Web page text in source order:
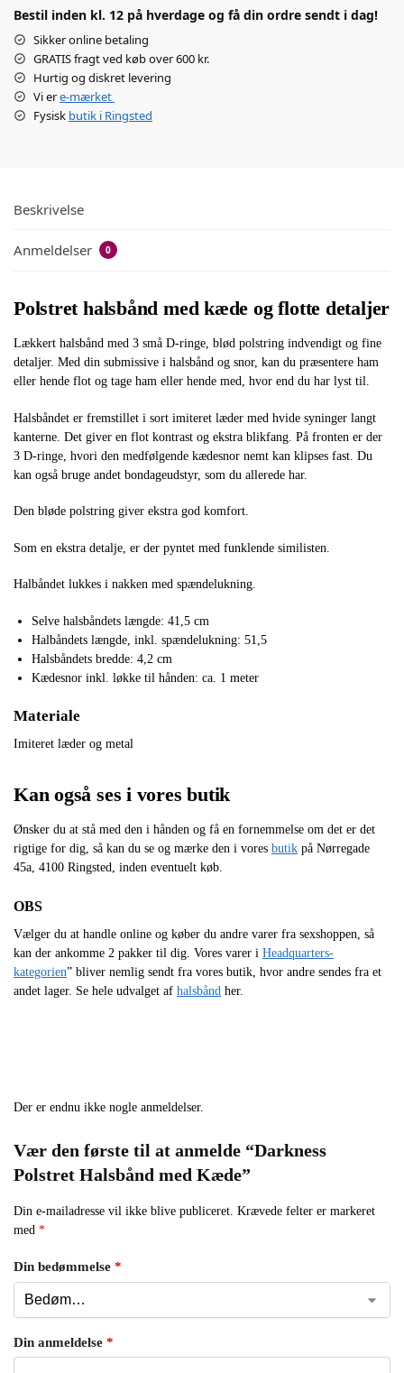
Bestil inden kl. 12 på hverdage og få din ordre sendt i dag!
Sikker online betaling
GRATIS fragt ved køb over 600 kr.
Hurtig og diskret levering
Vi ere-mærket
Fysisk butik i Ringsted
Beskrivelse
Anmeldelser 0
Polstret halsbånd med kæde og flotte detaljer
Lækkert halsbånd med 3 små D-ringe, blød polstring indvendigt og fine
detaljer. Med din submissive i halsbånd og snor, kan du præsentere ham
eller hende flot og tage ham eller hende med, hvor end du har lyst til.
Halsbåndet er fremstillet i sort imiteret læder med hvide syninger langt
kanterne. Det giver en flot kontrast og ekstra blikfang. På fronten er der
3 D-ringe, hvori den medfølgende kædesnor nemt kan klipses fast. Du
kan også bruge andet bondageudstyr, som du allerede har.
Den bløde polstring giver ekstra god komfort.
Som en ekstra detalje, er der pyntet med funklende similisten.
Halbåndet lukkes i nakken med spændelukning.
Selve halsbåndets længde: 41,5 cm
Halbåndets længde, inkl. spændelukning: 51,5
Halsbåndets bredde: 4,2 cm
Kædesnor inkl. løkke til hånden: ca. 1 meter
Materiale
Imiteret læder og metal
Kan også ses i vores butik
Ønsker du at stå med den i hånden og få en fornemmelse om det er det
rigtige for dig, så kan du se og mærke den i vores butik på Nørregade
45a, 4100 Ringsted, inden eventuelt køb.
OBS
Vælger du at handle online og køber du andre varer fra sexshoppen, så
kan der ankomme 2 pakker til dig. Vores varer i Headquarters-
kategorien” bliver nemlig sendt fra vores butik, hvor andre sendes fra et
andet lager. Se hele udvalget af halsbånd her.
Der er endnu ikke nogle anmeldelser.
Vær den første til at anmelde “Darkness
Polstret Halsbånd med Kæde”
Din e-mailadresse vil ikke blive publiceret. Krævede felter er markeret
med *
Din bedømmelse *
Din anmeldelse *